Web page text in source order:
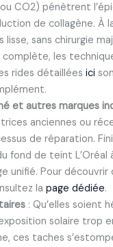
CO2) pénètrent
de collagène. À
lisse, sans chirurgie
complète, les
rides détaillées ici
et autres marques
anciennes ou
de réparation.
fond de teint L’Oréal
unifié. Pour découvrir
la page dédiée.
: Qu’elles soient
solaire trop
ces taches